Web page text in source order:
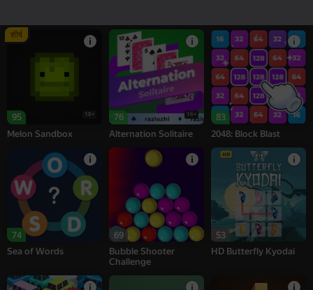
95 18+
शीर्ष
Melon Sandbox
76 16+
Alternation Solitaire
83
2048: Block Blast
74
Sea of Words
69
Bubble Shooter
Challenge
53
HD Butterfly Kyodai